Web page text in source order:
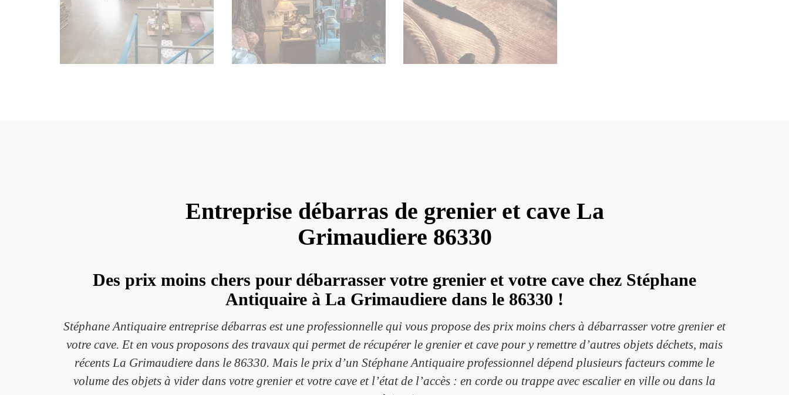
Entreprise débarras de grenier et cave La
Grimaudiere 86330
Des prix moins chers pour débarrasser votre grenier et votre cave chez Stéphane
Antiquaire à La Grimaudiere dans le 86330 !
Stéphane Antiquaire entreprise débarras est une professionnelle qui vous propose des prix moins chers à débarrasser votre grenier et
votre cave. Et en vous proposons des travaux qui permet de récupérer le grenier et cave pour y remettre d’autres objets déchets, mais
récents La Grimaudiere dans le 86330. Mais le prix d’un Stéphane Antiquaire professionnel dépend plusieurs facteurs comme le
volume des objets à vider dans votre grenier et votre cave et l’état de l’accès : en corde ou trappe avec escalier en ville ou dans la